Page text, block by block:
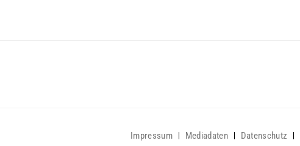
Impressum Mediadaten Datenschutz